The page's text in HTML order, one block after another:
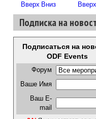
Стекло, как
материал для
облицовки НФС
Григорий
ой
стране
Подписка на
Подписаться на
ODF Events
Форум
Ваше Имя
Ваш E-
mail